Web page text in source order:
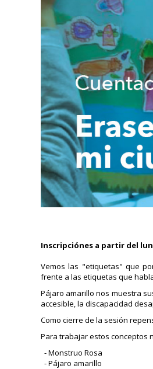
Inscripciónes a partir del
Vemos las "etiquetas" que
frente a las etiquetas que
Pájaro amarillo nos muestra
accesible, la discapacidad
Como cierre de la sesión
Para trabajar estos conceptos
- Monstruo Rosa
- Pájaro amarillo